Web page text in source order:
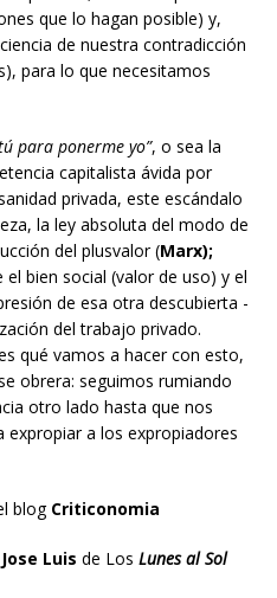
que lo hagan posible) y,
de nuestra contradicción
para lo que necesitamos
para ponerme yo”, o sea la
capitalista ávida por
privada, este escándalo
la ley absoluta del modo de
del plusvalor (Marx);
bien social (valor de uso) y el
de esa otra descubierta -
del trabajo privado.
qué vamos a hacer con esto,
obrera: seguimos rumiando
otro lado hasta que nos
a los expropiadores
blog Criticonomia
Jose Luis de Los Lunes al Sol